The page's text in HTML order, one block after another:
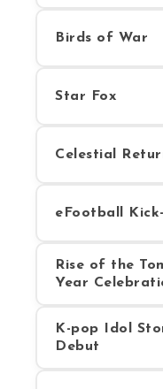
Birds of War
Star Fox
Celestial
eFootball
Rise of the
Year
K-pop Idol
Debut